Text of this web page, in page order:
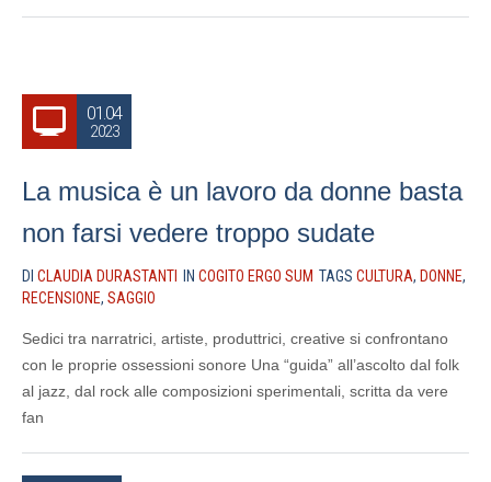
01.04
2023
La musica è un lavoro da donne basta
non farsi vedere troppo sudate
DI CLAUDIA DURASTANTI IN COGITO ERGO SUM TAGS CULTURA, DONNE,
RECENSIONE, SAGGIO
Sedici tra narratrici, artiste, produttrici, creative si confrontano
con le proprie ossessioni sonore Una “guida” all’ascolto dal folk
al jazz, dal rock alle composizioni sperimentali, scritta da vere
fan